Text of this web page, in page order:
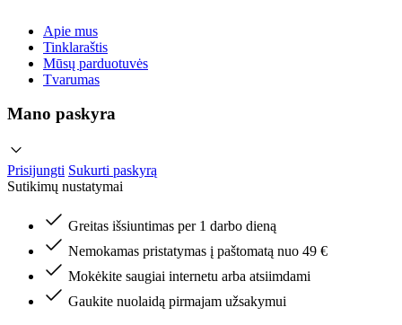
Apie mus
Tinklaraštis
Mūsų parduotuvės
Tvarumas
Mano paskyra
Prisijungti Sukurti paskyrą
Sutikimų nustatymai
Greitas išsiuntimas per 1 darbo dieną
Nemokamas pristatymas į paštomatą nuo 49 €
Mokėkite saugiai internetu arba atsiimdami
Gaukite nuolaidą pirmajam užsakymui